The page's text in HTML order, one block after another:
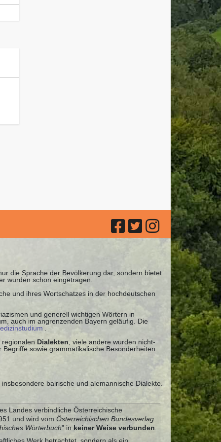
die Sprache der Bevölkerung dar, sondern bietet
wurden schon eingetragen.
und ihres Wortschatzes in der hochdeutschen
und generell wichtigen Wörtern in
auch im angrenzenden Bayern geläufig. Die
Dialekten , viele andere wurden nicht-
sowie grammatikalische Besonderheiten
bairische und alemannische Dialekte.
Landes verbindliche Österreichische
und wird vom Österreichischen Bundesverlag
Wörterbuch" in keiner Weise verbunden.